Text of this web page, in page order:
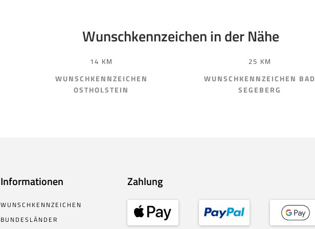
Wunschkennzeichen in der Nähe
14 KM
WUNSCHKENNZEICHEN
OSTHOLSTEIN
25 KM
WUNSCHKENNZEICHEN BAD
SEGEBERG
Informationen
WUNSCHKENNZEICHEN
BUNDESLÄNDER
Zahlung